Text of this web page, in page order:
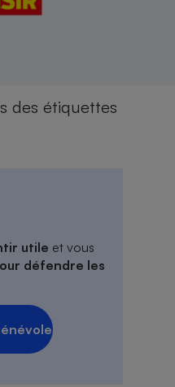
des étiquettes
utile et vous
défendre les